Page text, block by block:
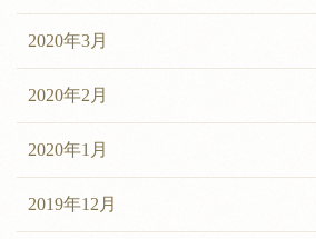
2020年3月
2020年2月
2020年1月
2019年12月